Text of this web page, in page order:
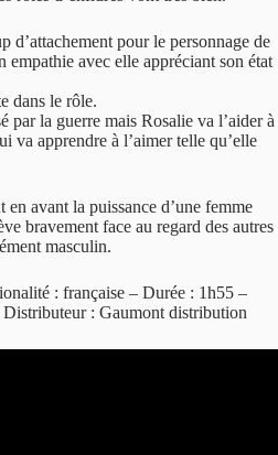
d’attachement pour le personnage de
empathie avec elle appréciant son état
dans le rôle.
par la guerre mais Rosalie va l’aider à
va apprendre à l’aimer telle qu’elle
avant la puissance d’une femme
bravement face au regard des autres
masculin.
: française – Durée : 1h55 –
: Gaumont distribution